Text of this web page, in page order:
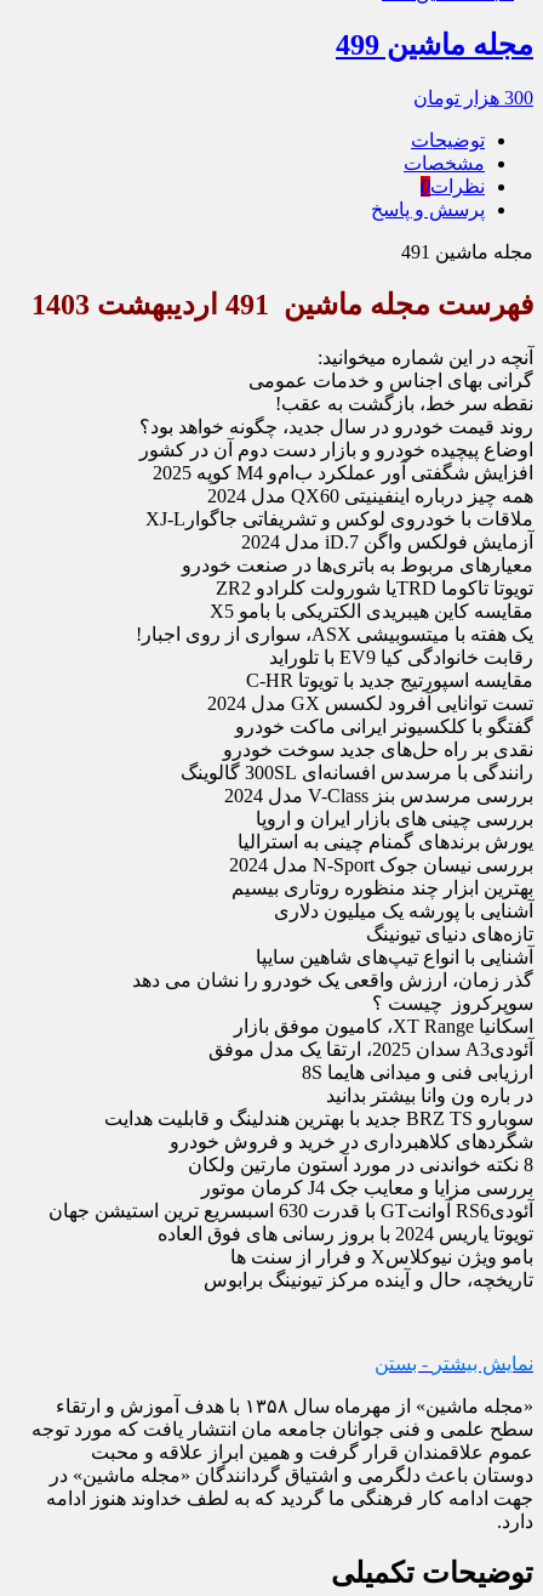
مجله ماشین 499
300 هزار تومان
توضیحات
مشخصات
نظرات0
پرسش و پاسخ
مجله ماشین 491
فهرست مجله ماشین 491 اردیبهشت 1403
آن‏چه در این شماره می‏خوانید:
گرانی بهای اجناس و خدمات عمومی
نقطه سر خط، بازگشت به عقب!
روند قیمت خودرو در سال جدید، چگونه خواهد بود؟
اوضاع پیچیده خودرو و بازار دست دوم آن در کشور
افزایش شگفتی آور عملکرد ب‏‌ام‌‏و M4 کوپه 2025
همه چیز درباره اینفینیتی QX60 مدل 2024
ملاقات با خودروی لوکس و تشریفاتی جاگوارXJ-L
آزمایش فولکس واگن iD.7 مدل 2024
معیارهای مربوط به باتری‌‏ها در صنعت خودرو
تویوتا تاکوما TRDیا شورولت کلرادو ZR2
مقایسه کاین هیبریدی الکتریکی با ب‏ام‏و X5
یک هفته با میتسوبیشی ASX، سواری از روی اجبار!
رقابت خانوادگی کیا EV9 با تلوراید
مقایسه اسپورتیج جدید با تویوتا C-HR
تست توانایی آف‏رود لکسس GX مدل 2024
گفتگو با کلکسیونر ایرانی ماکت خودرو
نقدی بر راه‏‌ حل‏‌های جدید سوخت خودرو
رانندگی با مرسدس افسانه‌‏ای 300SL گالوینگ
بررسی مرسدس بنز V-Class مدل 2024
بررسی چینی های بازار ایران و اروپا
یورش برندهای گمنام چینی به استرالیا
بررسی نیسان جوک N-Sport مدل 2024
بهترین ابزار چند منظوره روتاری بی‏سیم
آشنایی با پورشه یک میلیون دلاری
تازه‌‏های دنیای تیونینگ
آشنایی با انواع تیپ‌های شاهین سایپا
گذر زمان، ارزش واقعی یک خودرو را نشان می دهد
سوپرکروز چیست ؟
اسکانیا XT Range، کامیون موفق بازار
آئودیA3 سدان 2025، ارتقا یک مدل موفق
ارزیابی فنی و میدانی هایما 8S
در باره ون وانا بیشتر بدانید
سوبارو BRZ TS جدید با بهترین هندلینگ و قابلیت هدایت
شگردهای کلاهبرداری در خرید و فروش خودرو
8 نکته خواندنی در مورد آستون مارتین ولکان
بررسی مزایا و معایب جک J4 کرمان موتور
آئودیRS6 آوانتGT با قدرت 630 اسبسریع ترین استیشن جهان
تویوتا یاریس 2024 با بروز رسانی های فوق العاده
ب‏ام‏و ویژن نیوکلاسX و فرار از سنت ها
تاریخچه، حال و آینده مرکز تیونینگ برابوس
نمایش بیشتر - بستن
«مجله ماشین» از مهرماه سال ۱۳۵۸ با هدف آموزش و ارتقاء
سطح علمی و فنی جوانان جامعه مان انتشار یافت که مورد توجه
عموم علاقمندان قرار گرفت و همین ابراز علاقه و محبت
دوستان باعث دلگرمی و اشتیاق گردانندگان «مجله ماشین» در
جهت ادامه کار فرهنگی ما گردید که به لطف خداوند هنوز ادامه
دارد.
توضیحات تکمیلی